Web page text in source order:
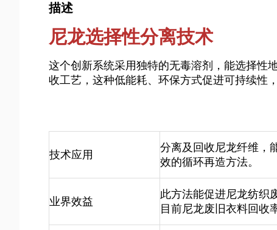
描述
尼龙选择性分离技术
这个创新系统采用独特的无毒溶剂，能选择性
收工艺，这种低能耗、环保方式促进可持续性
技术应用
分离及回收尼龙纤维，
效的循环再造方法。
业界效益
此方法能促进尼龙纺织
目前尼龙废旧衣料回收